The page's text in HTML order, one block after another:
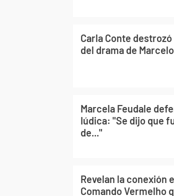
Carla Conte
del drama de
Marcela Feudale
Iúdica: "Se dijo que
de..."
Revelan la conexión
Comando Vermelho